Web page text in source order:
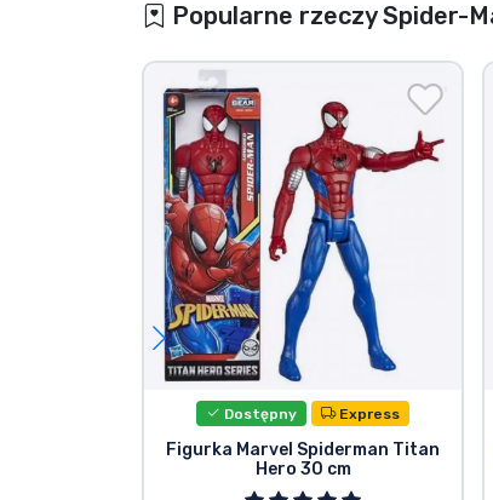
Popularne rzeczy Spider-
Dostępny Express
Figurka Marvel Spiderman Titan
Hero 30 cm